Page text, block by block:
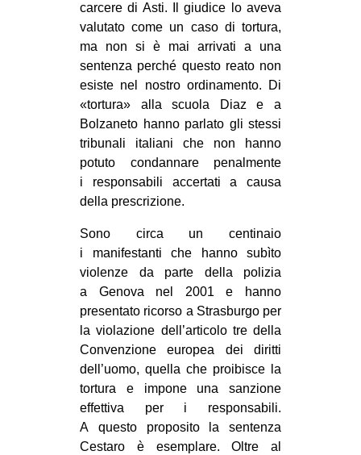
carcere di Asti. Il giudice lo aveva
valutato come un caso di tortura,
ma non si è mai arrivati a una
sentenza perché questo reato non
esiste nel nostro ordinamento. Di
«tortura» alla scuola Diaz e a
Bolzaneto hanno parlato gli stessi
tribunali italiani che non hanno
potuto condannare penalmente
i responsabili accertati a causa
della prescrizione.
Sono circa un centinaio
i manifestanti che hanno subìto
violenze da parte della polizia
a Genova nel 2001 e hanno
presentato ricorso a Strasburgo per
la violazione dell’articolo tre della
Convenzione europea dei diritti
dell’uomo, quella che proibisce la
tortura e impone una sanzione
effettiva per i responsabili.
A questo proposito la sentenza
Cestaro è esemplare. Oltre al